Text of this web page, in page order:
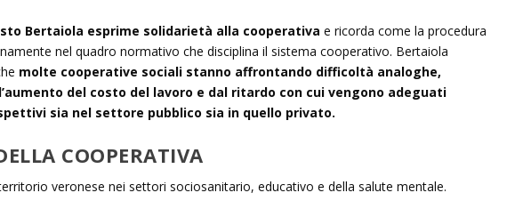
Bertaiola esprime solidarietà alla cooperativa e ricorda come la procedura
nel quadro normativo che disciplina il sistema cooperativo. Bertaiola
molte cooperative sociali stanno affrontando difficoltà analoghe,
del costo del lavoro e dal ritardo con cui vengono adeguati
sia nel settore pubblico sia in quello privato.
COOPERATIVA
veronese nei settori sociosanitario, educativo e della salute mentale.